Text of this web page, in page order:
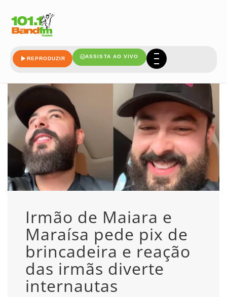
REPRODUZIR ASSISTA AO VIVO
Irmão de Maiara e
Maraísa pede pix de
brincadeira e reação
das irmãs diverte
internautas